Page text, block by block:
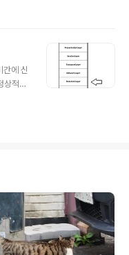
된 애플리케이션 MPA
체크, 컴파일 후 완성된 H
가 렌더링 및 표시를 위
그러..
에 신
상적으
터 충
링하여
를 전